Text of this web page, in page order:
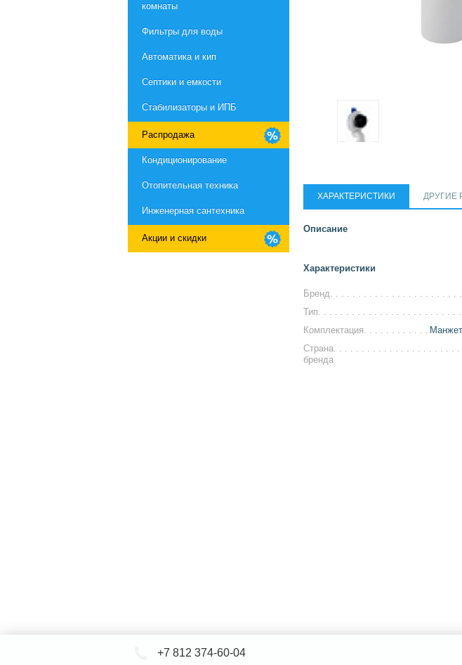
комнаты
Фильтры для воды
Автоматика и кип
Септики и емкости
Стабилизаторы и ИПБ
Распродажа
Кондиционирование
Отопительная техника
Инженерная сантехника
Акции и скидки
ХАРАКТЕРИСТИКИ ДРУГИЕ
Описание
Характеристики
Бренд
Тип
Комплектация
Страна
бренда
+7 812 374-60-04